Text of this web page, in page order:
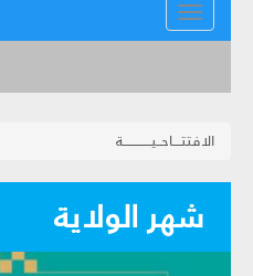
القائمة
الافتتــــاحــيـــــــــــــة
شهر الولاية